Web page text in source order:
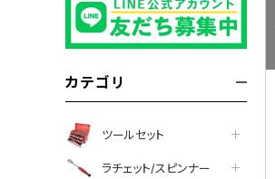
カテゴリ
ツールセット
ラチェット/スピンナー